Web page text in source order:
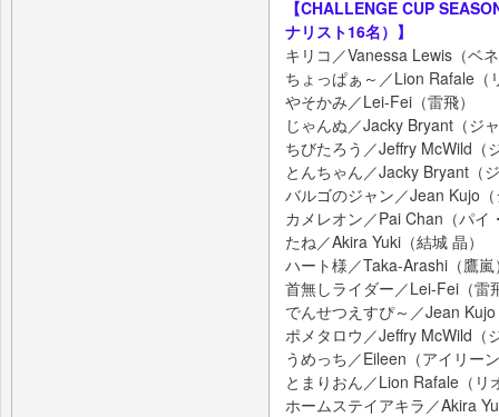
【CHALLENGE CUP
ナリスト16名）】
キリコ／Vanessa Lewis（ベ
ちょっぱぁ～／Lion Rafale（
やそかみ／Lei-Fei（雷飛）
じゃんぬ／Jacky Bryant（ジ
ちびたろう／Jeffry McWild（
とんちゃん／Jacky Bryant（
バルゴのジャン／Jean Kujo
カメレオン／Pai Chan（パイ
たね／Akira Yuki（結城 晶）
ハート様／Taka-Arashi（鷹嵐
首無しライダー／Lei-Fei（雷
でんせつえすぴ～／Jean
ポメタロウ／Jeffry McWild（
うめっち／Eileen（アイリー
とまりおん／Lion Rafale（リ
ホームステイアキラ／Akira